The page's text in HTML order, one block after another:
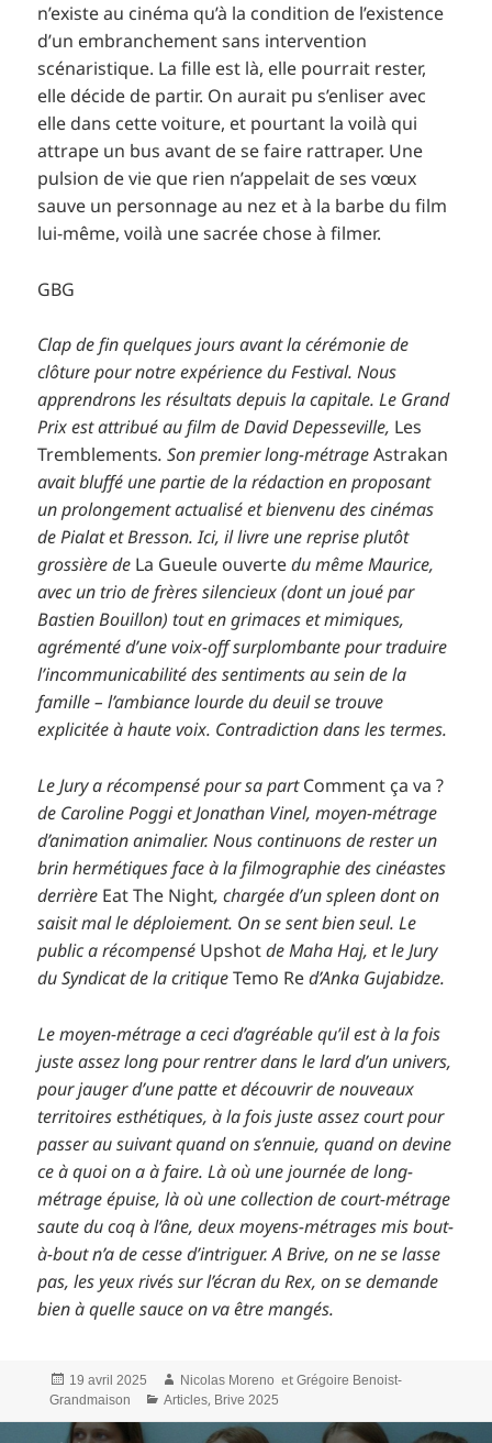
n’existe au cinéma qu’à la condition de l’existence
d’un embranchement sans intervention
scénaristique. La fille est là, elle pourrait rester,
elle décide de partir. On aurait pu s’enliser avec
elle dans cette voiture, et pourtant la voilà qui
attrape un bus avant de se faire rattraper. Une
pulsion de vie que rien n’appelait de ses vœux
sauve un personnage au nez et à la barbe du film
lui-même, voilà une sacrée chose à filmer.
GBG
Clap de fin quelques jours avant la cérémonie de
clôture pour notre expérience du Festival. Nous
apprendrons les résultats depuis la capitale. Le Grand
Prix est attribué au film de David Depesseville, Les
Tremblements. Son premier long-métrageAstrakan
avait bluffé une partie de la rédaction en proposant
un prolongement actualisé et bienvenu des cinémas
de Pialat et Bresson. Ici, il livre une reprise plutôt
grossière de La Gueule ouvertedu même Maurice,
avec un trio de frères silencieux (dont un joué par
Bastien Bouillon) tout en grimaces et mimiques,
agrémenté d’une voix-off surplombante pour traduire
l’incommunicabilité des sentiments au sein de la
famille – l’ambiance lourde du deuil se trouve
explicitée à haute voix. Contradiction dans les termes.
Le Jury a récompensé pour sa partComment ça va ?
de Caroline Poggi et Jonathan Vinel, moyen-métrage
d’animation animalier. Nous continuons de rester un
brin hermétiques face à la filmographie des cinéastes
derrière Eat The Night, chargée d’un spleen dont on
saisit mal le déploiement. On se sent bien seul. Le
public a récompensé Upshotde Maha Haj, et le Jury
du Syndicat de la critiqueTemo Red’Anka Gujabidze.
Le moyen-métrage a ceci d’agréable qu’il est à la fois
juste assez long pour rentrer dans le lard d’un univers,
pour jauger d’une patte et découvrir de nouveaux
territoires esthétiques, à la fois juste assez court pour
passer au suivant quand on s’ennuie, quand on devine
ce à quoi on a à faire. Là où une journée de long-
métrage épuise, là où une collection de court-métrage
saute du coq à l’âne, deux moyens-métrages mis bout-
à-bout n’a de cesse d’intriguer. A Brive, on ne se lasse
pas, les yeux rivés sur l’écran du Rex, on se demande
bien à quelle sauce on va être mangés.
Publié
le
19 avril 2025 Auteur
Nicolas Moreno et Grégoire Benoist-
Grandmaison
Catégories
Articles, Brive 2025
Navigation